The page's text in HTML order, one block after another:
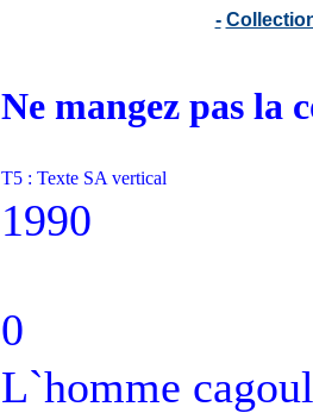
-
Ne mangez pas la
T5 : Texte SA vertical
1990
0
L`homme